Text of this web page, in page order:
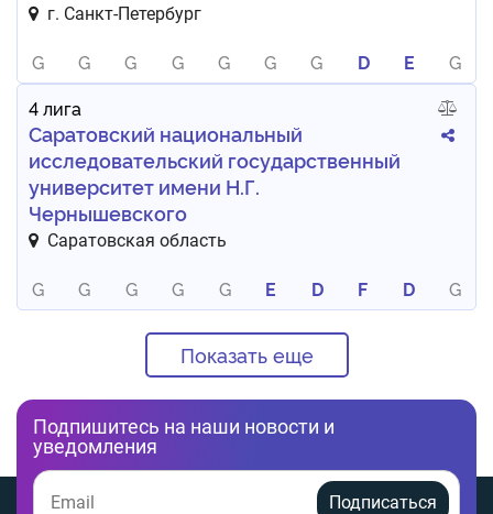
г. Санкт-Петербург
G G G G G G G D E
G
4 лига
Саратовский национальный
исследовательский государственный
университет имени Н.Г.
Чернышевского
Саратовская область
G G G G G E D F D G
Показать еще
Подпишитесь на наши новости и
уведомления
Подписаться